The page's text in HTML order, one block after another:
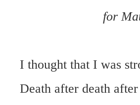
for
I thought that I was
Death after death